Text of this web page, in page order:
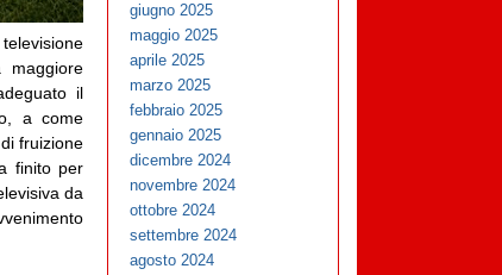
il
a come
fruizione
finito per
da
giugno 2025
maggio 2025
aprile 2025
marzo 2025
febbraio 2025
gennaio 2025
dicembre 2024
novembre 2024
ottobre 2024
settembre 2024
agosto 2024